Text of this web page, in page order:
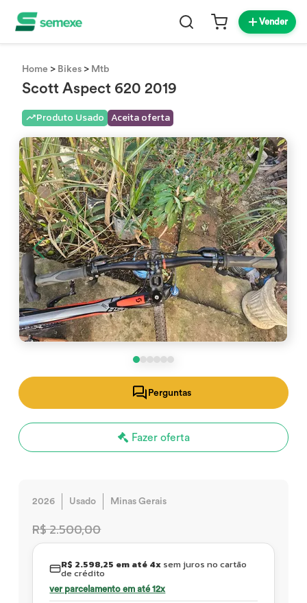
Vender
Home > Bikes > Mtb
Scott Aspect 620 2019
Produto Usado Aceita oferta
Perguntas
Fazer oferta
2026 Usado Minas Gerais
R$ 2.500,00
R$ 2.598,25 em até 4x sem juros no cartão
de crédito
ver parcelamento em até 12x